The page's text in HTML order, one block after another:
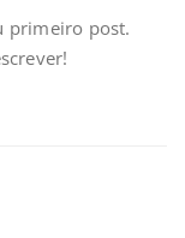
primeiro post.